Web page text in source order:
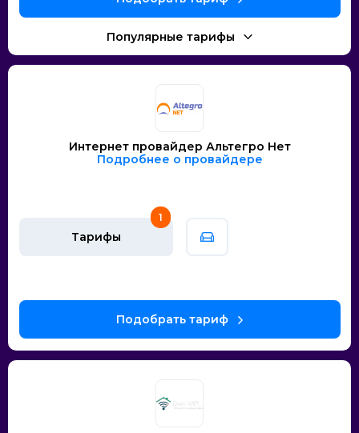
Интернет провайдер Альтегро Нет
Подробнее о провайдере
Тарифы
1